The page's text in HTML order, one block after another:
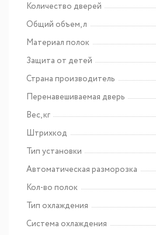
Количество дверей
Общий объем, л
Материал полок
Защита от детей
Страна производитель
Перенавешиваемая дверь
Вес, кг
Штрихкод
Тип установки
Автоматическая разморозка
Кол-во полок
Тип охлаждения
Система охлаждения